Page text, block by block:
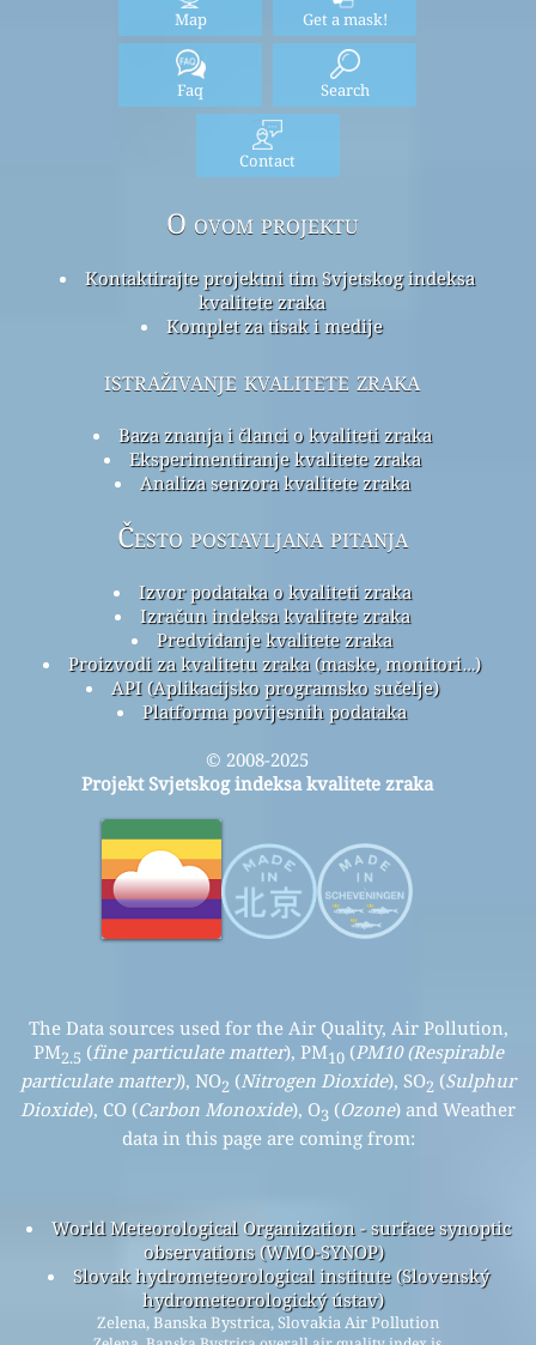
Map Get a mask!
Faq Search
Contact
O ovom projektu
Kontaktirajte projektni tim Svjetskog indeksa
kvalitete zraka
Komplet za tisak i medije
istraživanje kvalitete zraka
Baza znanja i članci o kvaliteti zraka
Eksperimentiranje kvalitete zraka
Analiza senzora kvalitete zraka
Često postavljana pitanja
Izvor podataka o kvaliteti zraka
Izračun indeksa kvalitete zraka
Predviđanje kvalitete zraka
Proizvodi za kvalitetu zraka (maske, monitori…)
API (Aplikacijsko programsko sučelje)
Platforma povijesnih podataka
© 2008-2025
Projekt Svjetskog indeksa kvalitete zraka
The Data sources used for the Air Quality, Air Pollution,
PM2.5 (fine particulate matter), PM10(PM10 (Respirable
particulate matter)), NO2 (Nitrogen Dioxide), SO2 (Sulphur
Dioxide), CO (Carbon Monoxide), O3 (Ozone) and Weather
data in this page are coming from:
World Meteorological Organization - surface synoptic
observations (WMO-SYNOP)
Slovak hydrometeorological institute (Slovenský
hydrometeorologický ústav)
Zelena, Banska Bystrica, Slovakia Air Pollution